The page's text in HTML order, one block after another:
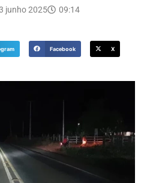
junho 2025
09:14
Facebook X